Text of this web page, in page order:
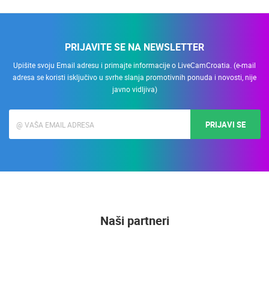
PRIJAVITE SE NA NEWSLETTER
Upišite svoju Email adresu i primajte informacije o LiveCamCroatia. (e-mail
adresa se koristi isključivo u svrhe slanja promotivnih ponuda i novosti, nije
javno vidljiva)
PRIJAVI SE
Naši partneri